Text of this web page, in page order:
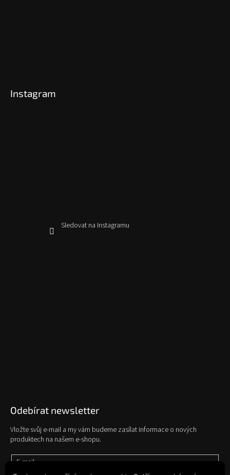
Instagram
Sledovat na Instagramu
Odebírat newsletter
Vložte svůj e-mail a my vám budeme zasílat informace o nových
produktech na našem e-shopu.
E-mail